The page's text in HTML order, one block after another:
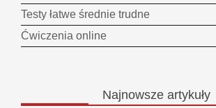
Testy łatwe średnie trudne
Ćwiczenia online
Najnowszeartykuły